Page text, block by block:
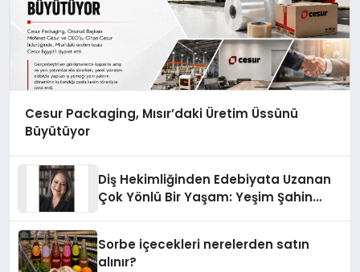
Cesur Packaging, Mısır’daki Üretim Üssünü
Büyütüyor
Diş Hekimliğinden Edebiyata Uzanan
Çok Yönlü Bir Yaşam: Yeşim Şahin
Sorbe içecekleri nerelerden satın
alınır?